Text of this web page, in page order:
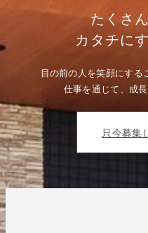
ン
たくさ
カタチに
目の前の人を笑顔にする
仕事を通じて、成
只今募集